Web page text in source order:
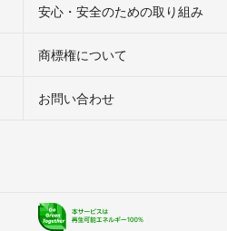
安心・安全のための取り組み
商標権について
お問い合わせ